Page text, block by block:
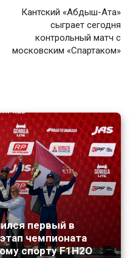
Кантский «Абдыш-Ата»
сыграет сегодня
контрольный матч с
московским «Спартаком»
первый в
чемпионата
спорту F1H2O